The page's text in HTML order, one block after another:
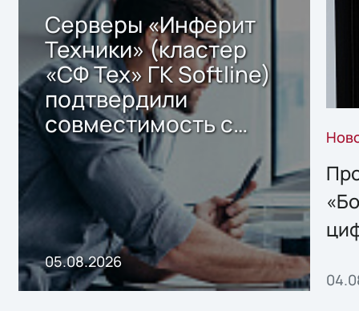
Серверы «Инферит
Техники» (кластер
«СФ Тех» ГК Softline)
подтвердили
совместимость с
решением Sharx
Storage 2.x для
хранения данных
05.08.2026